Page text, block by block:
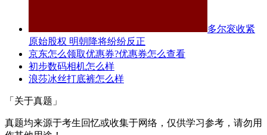
多尔衮收紧
原始股权 明朝降将纷纷反正
京东怎么领取优惠券?优惠券怎么查看
初步数码相机怎么样
浪莎冰丝打底裤怎么样
「关于真题」
真题均来源于考生回忆或收集于网络，仅供学习参考，请勿用